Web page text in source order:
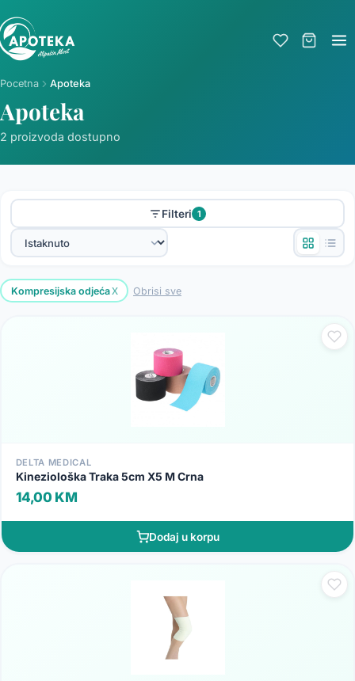
Pocetna Apoteka
Apoteka
2 proizvoda dostupno
Filteri 1
Kompresijska odjećax Obrisi sve
DELTA MEDICAL
Kineziološka Traka 5cm X5 M Crna
14,00 KM
Dodaj u korpu